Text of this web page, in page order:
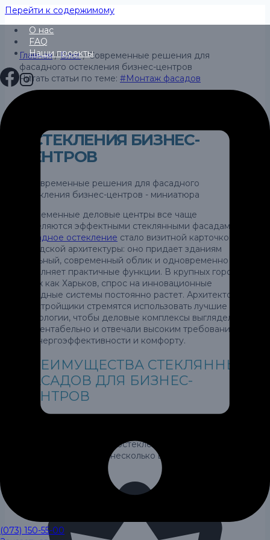
Перейти к содержимому
О нас
FAQ
Наши проекты
(073) 150-55-00
Главная/Блог/Современные решения для
фасадного остекления бизнес-центров
Читать статьи по теме: #Монтаж фасадов
ОСТЕКЛЕНИЯ БИЗНЕС-
ЦЕНТРОВ
Современные деловые центры все чаще
выделяются эффектными стеклянными фасадами.
Фасадное остекление стало визитной карточкой
городской архитектуры: оно придает зданиям
стильный, современный облик и одновременно
выполняет практичные функции. В крупных городах,
таких как Харьков, спрос на инновационные
фасадные системы постоянно растет. Архитекторы
и застройщики стремятся использовать лучшие
технологии, чтобы деловые комплексы выглядели
презентабельно и отвечали высоким требованиям
по энергоэффективности и комфорту.
ПРЕИМУЩЕСТВА СТЕКЛЯННЫХ
ФАСАДОВ ДЛЯ БИЗНЕС-
ЦЕНТРОВ
здания. Современное остекление фасадов
обеспечивает сразу несколько важных